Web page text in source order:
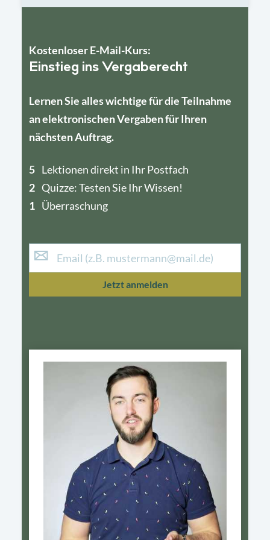
Kostenloser E-Mail-Kurs:
Einstieg ins Vergaberecht
Lernen Sie alles wichtige für die Teilnahme
an elektronischen Vergaben für Ihren
nächsten Auftrag.
5 Lektionen direkt in Ihr Postfach
2 Quizze: Testen Sie Ihr Wissen!
1 Überraschung
4
1
Jetzt anmelden